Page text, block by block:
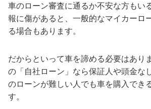
車のローン審査に通るか不安な方もい
報に傷があると、一般的なマイカーロ
る場合もあります。
だからといって車を諦める必要はあり
の「自社ローン」なら保証人や頭金な
のローンが難しい人でも車を購入でき
す。